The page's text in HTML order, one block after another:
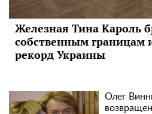
Железная Тина Кароль
собственным границам
рекорд Украины
Олег